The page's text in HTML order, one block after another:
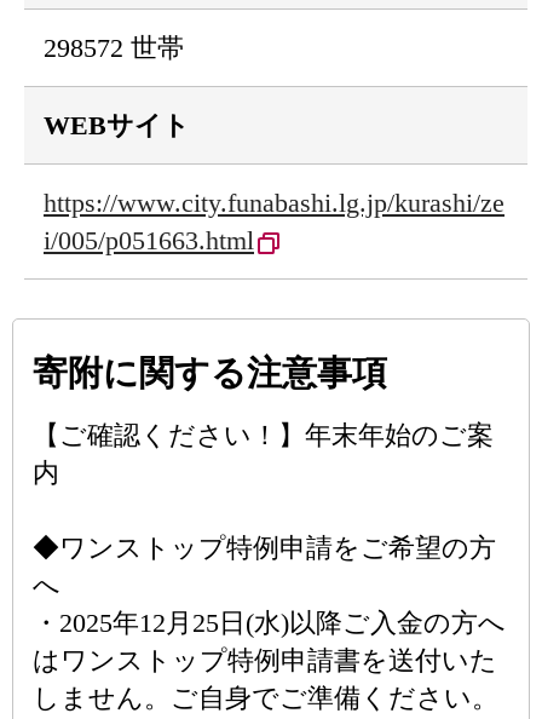
298572 世帯
WEBサイト
https://www.city.funabashi.lg.jp/kurashi/ze
i/005/p051663.html
寄附に関する注意事項
【ご確認ください！】年末年始のご案
内
◆ワンストップ特例申請をご希望の方
へ
・2025年12月25日(水)以降ご入金の方へ
はワンストップ特例申請書を送付いた
しません。ご自身でご準備ください。